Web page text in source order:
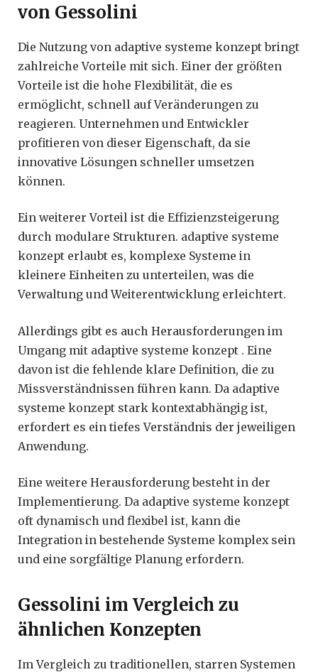
von Gessolini
Die Nutzung von adaptive systeme konzept bringt
zahlreiche Vorteile mit sich. Einer der größten
Vorteile ist die hohe Flexibilität, die es
ermöglicht, schnell auf Veränderungen zu
reagieren. Unternehmen und Entwickler
profitieren von dieser Eigenschaft, da sie
innovative Lösungen schneller umsetzen
können.
Ein weiterer Vorteil ist die Effizienzsteigerung
durch modulare Strukturen. adaptive systeme
konzept erlaubt es, komplexe Systeme in
kleinere Einheiten zu unterteilen, was die
Verwaltung und Weiterentwicklung erleichtert.
Allerdings gibt es auch Herausforderungen im
Umgang mit adaptive systeme konzept . Eine
davon ist die fehlende klare Definition, die zu
Missverständnissen führen kann. Da adaptive
systeme konzept stark kontextabhängig ist,
erfordert es ein tiefes Verständnis der jeweiligen
Anwendung.
Eine weitere Herausforderung besteht in der
Implementierung. Da adaptive systeme konzept
oft dynamisch und flexibel ist, kann die
Integration in bestehende Systeme komplex sein
und eine sorgfältige Planung erfordern.
Gessolini im Vergleich zu
ähnlichen Konzepten
Im Vergleich zu traditionellen, starren Systemen